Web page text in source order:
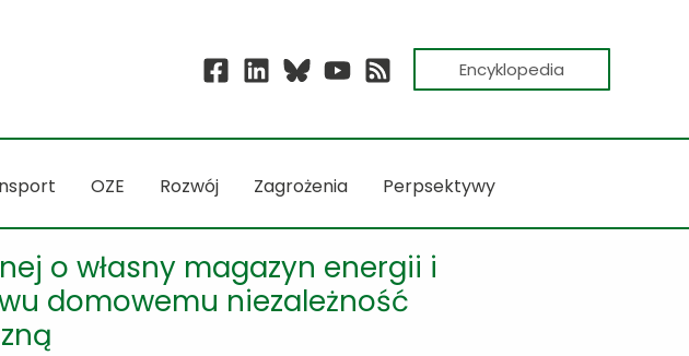
Encyklopedia
OZE Rozwój Zagrożenia Perpsektywy
o własny magazyn energii i
domowemu niezależność